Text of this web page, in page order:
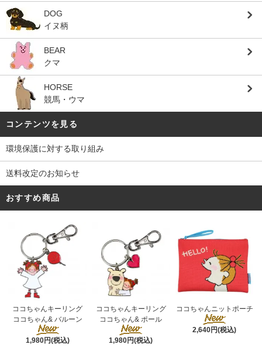
DOG
イヌ柄
BEAR
クマ
HORSE
競馬・ウマ
コンテンツを見る
環境保護に対する取り組み
送料改定のお知らせ
おすすめ商品
ココちゃんキーリング
ココちゃん& バルーン
1,980円(税込)
ココちゃんキーリング
ココちゃん& ポール
1,980円(税込)
ココちゃんニットポーチ
2,640円(税込)